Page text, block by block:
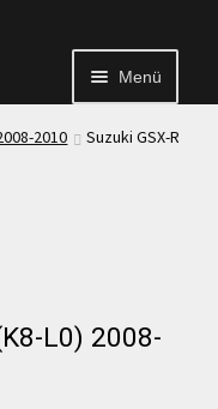
Menü
2010
Suzuki GSX-R
L0) 2008-